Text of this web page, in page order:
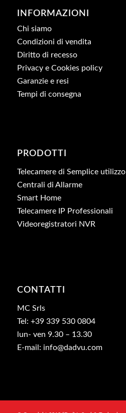
INFORMAZIONI
Chi siamo
Condizioni di vendita
Diritto di recesso
Privacy e Cookies policy
Garanzie e resi
Tempi di consegna
PRODOTTI
Telecamere di Semplice utilizzo
Centrali di Allarme
Smart Home
Telecamere IP Professionali
Videoregistratori NVR
CONTATTI
MC Srls
Tel: +39 339 530 0804
lun- ven 9.30 – 13.30
E-mail: info@dadvu.com